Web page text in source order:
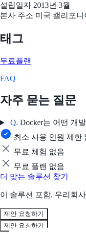
설립일자 2013년 3월
본사 주소 미국 캘리포
태그
무료플랜
FAQ
자주 묻는 질문
Q. Docker는 어떤 개
최소 사용 인원 제한
무료 체험 없음
무료 플랜 없음
더 맞는 솔루션 찾기
이 솔루션 포함, 우리회
제안 요청하기
제안 요청하기